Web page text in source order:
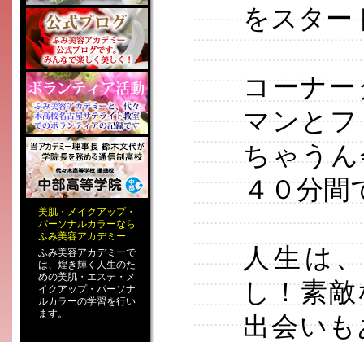
美肌 ・ メイクアップ・
パーソナルカラーなら
ふみ美容アカデミー
ふみ美容アカデミーで
は、煌き輝く人生のた
めの美肌・エステ ・ メ
イクアップ・ パーソナ
ルカラーの学習を行い
ます。
をスター
コーナ
マンと
ちゃう
４０分間
人生は
し！素
出会い